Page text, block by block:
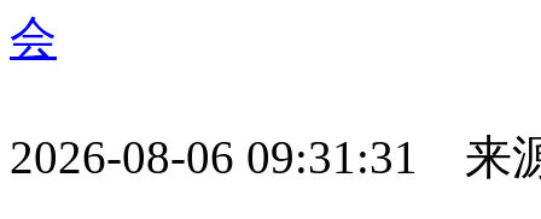
会
2026-08-06 09:31:31 来